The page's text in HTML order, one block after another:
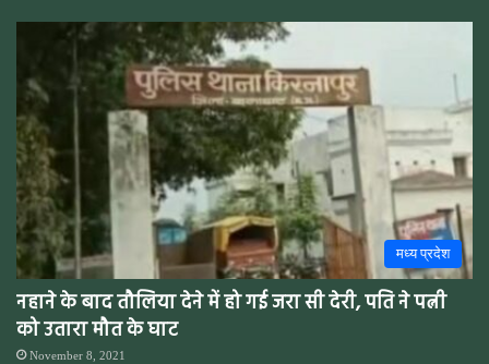
मध्य प्रदेश
नहाने के बाद तौलिया देने में हो गई जरा सी देरी, पति ने पत्नी
को उतारा मौत के घाट
November 8, 2021